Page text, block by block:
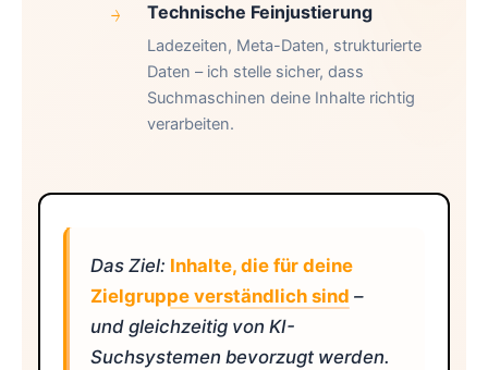
Technische Feinjustierung
Ladezeiten, Meta-Daten, strukturierte
Daten – ich stelle sicher, dass
Suchmaschinen deine Inhalte richtig
verarbeiten.
Das Ziel: Inhalte, die für deine
Zielgruppe verständlich sind –
und gleichzeitig von KI-
Suchsystemen bevorzugt werden.